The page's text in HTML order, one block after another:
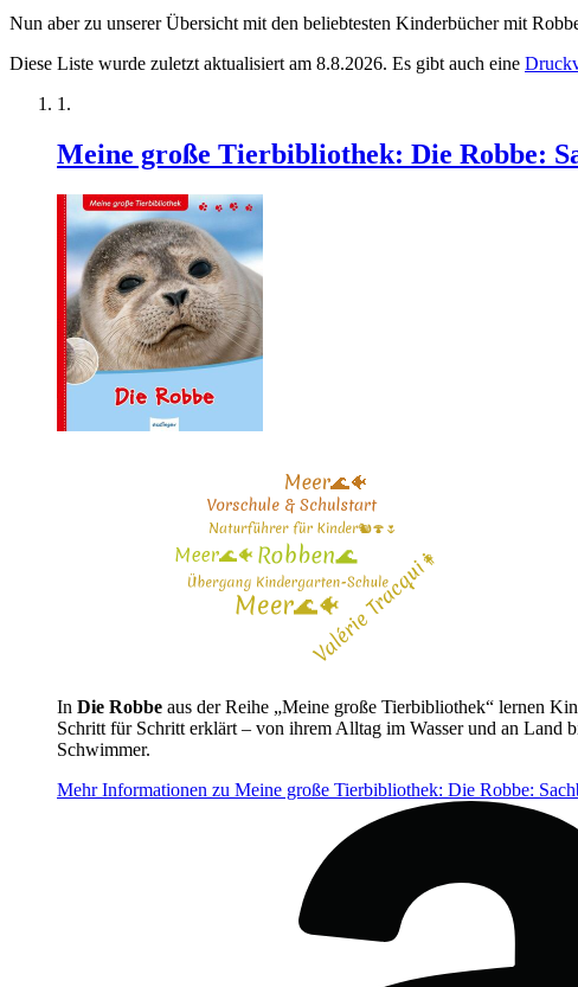
Nun aber zu unserer Übersicht mit den beliebtesten Kinderbücher mit
Diese Liste wurde zuletzt aktualisiert am 8.8.2026. Es gibt auch eine
Meine große Tierbibliothek: Die Robbe:
In Die Robbe aus der Reihe „Meine große Tierbibliothek“ lernen
Schritt für Schritt erklärt – von ihrem Alltag im Wasser und an Land
Schwimmer.
Mehr Informationen zu Meine große Tierbibliothek: Die Robbe: